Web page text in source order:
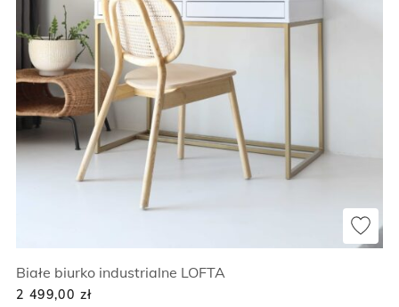
Białe biurko industrialne LOFTA
2 499,00 zł